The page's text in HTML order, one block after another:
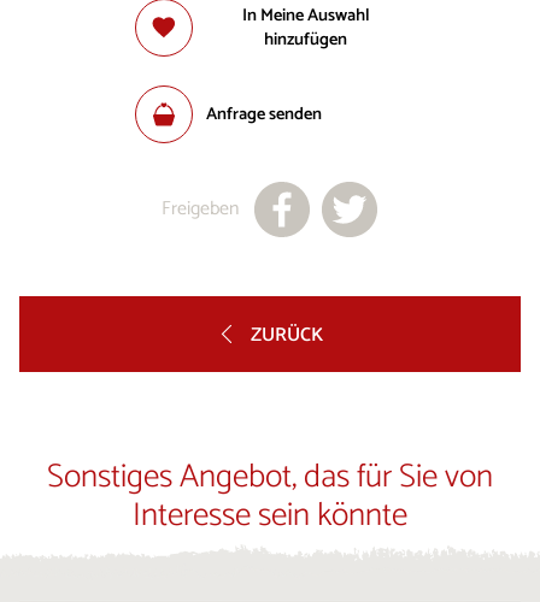
In Meine Auswahl
hinzufügen
Anfrage senden
Freigeben
ZURÜCK
Sonstiges Angebot, das für Sie von
Interesse sein könnte